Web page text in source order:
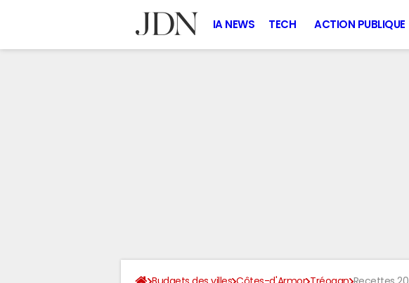
IA NEWS TECH ACTION PUBLIQUE
Budgets des villes Côtes-d'Armor Tréogan Recettes